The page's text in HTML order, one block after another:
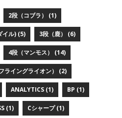
2段（コブラ） (1)
イル) (5) 3段（鹿） (6)
4段（マンモス） (14)
ライングライオン） (2)
ANALYTICS (1) BP (1)
(1) Cシャープ (1)